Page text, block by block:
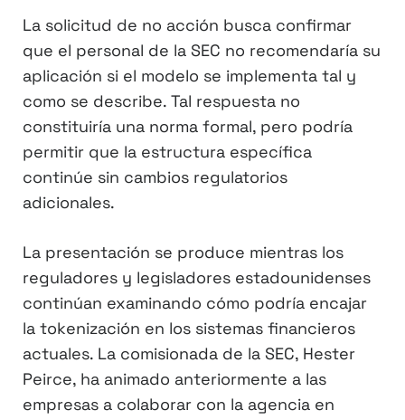
La solicitud de no acción busca confirmar
que el personal de la SEC no recomendaría su
aplicación si el modelo se implementa tal y
como se describe. Tal respuesta no
constituiría una norma formal, pero podría
permitir que la estructura específica
continúe sin cambios regulatorios
adicionales.
La presentación se produce mientras los
reguladores y legisladores estadounidenses
continúan examinando cómo podría encajar
la tokenización en los sistemas financieros
actuales. La comisionada de la SEC, Hester
Peirce, ha animado anteriormente a las
empresas a colaborar con la agencia en